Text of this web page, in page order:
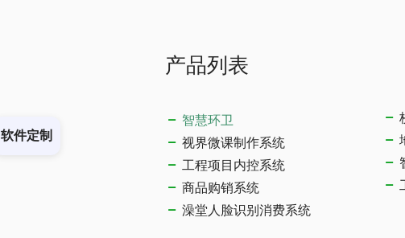
软件定制
产品列表
智慧环卫
视界微课制作系统
工程项目内控系统
商品购销系统
澡堂人脸识别消费系统